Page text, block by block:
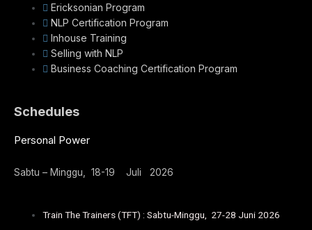
Ericksonian Program
NLP Certification Program
Inhouse Training
Selling with NLP
Business Coaching Certification Program
Schedules
Personal Power
Sabtu – Minggu, 18-19 Juli 2026
Train The Trainers (TFT) : Sabtu-Minggu, 27-28 Juni 2026